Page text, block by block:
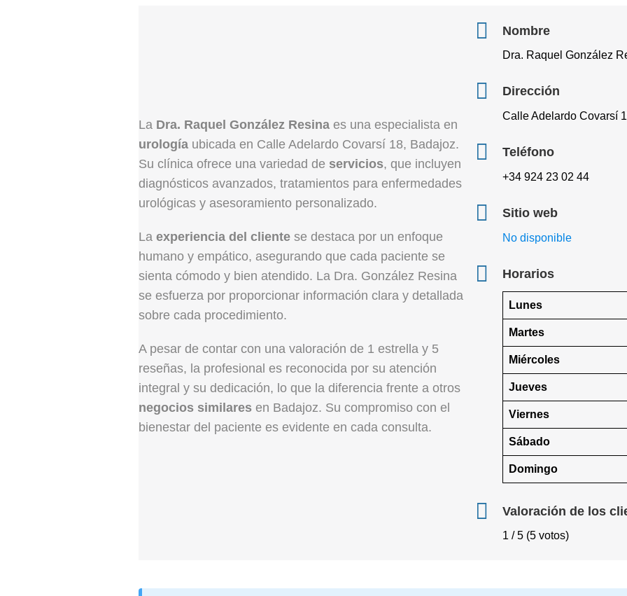
La Dra. Raquel González Resina es una especialista en
urología ubicada en Calle Adelardo Covarsí 18, Badajoz.
Su clínica ofrece una variedad de servicios, que incluyen
diagnósticos avanzados, tratamientos para enfermedades
urológicas y asesoramiento personalizado.
La experiencia del cliente se destaca por un enfoque
humano y empático, asegurando que cada paciente se
sienta cómodo y bien atendido. La Dra. González Resina
se esfuerza por proporcionar información clara y detallada
sobre cada procedimiento.
A pesar de contar con una valoración de 1 estrella y 5
reseñas, la profesional es reconocida por su atención
integral y su dedicación, lo que la diferencia frente a otros
negocios similares en Badajoz. Su compromiso con el
bienestar del paciente es evidente en cada consulta.
Nombre
Dra. Raquel González
Dirección
Calle Adelardo Covarsí
Teléfono
+34 924 23 02 44
Sitio web
No disponible
Horarios
Lunes
Martes
Miércoles
Jueves
Viernes
Sábado
Domingo
Valoración de los
1 / 5 (5 votos)